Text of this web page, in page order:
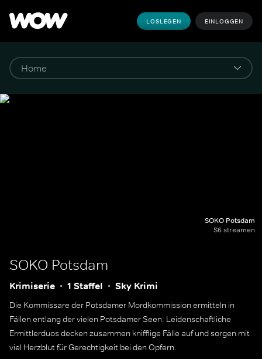
LOSLEGEN EINLOGGEN
SOKO Potsdam
S6 streamen
SOKO Potsdam
Krimiserie 1 Staffel Sky Krimi
Die Kommissare der Potsdamer Mordkommission ermitteln in
Fällen entlang der vielen Potsdamer Seen. Leidenschaftliche
Ermittlerduos decken zusammen knifflige Fälle auf und sorgen mit
viel Herzblut für Gerechtigkeit bei den Opfern.